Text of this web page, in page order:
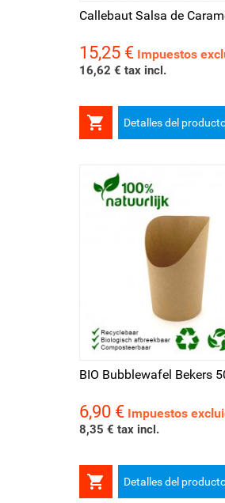
Callebaut Salsa de
Precio
15,25 € Impuestos
16,62 € tax incl.
 Detalles del
BIO Bubblewafel Bekers
Precio
6,90 € Impuestos
8,35 € tax incl.
 Detalles del